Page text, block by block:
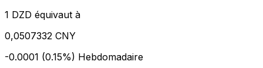
1 DZD équivaut à
0,0507332 CNY
-0.0001 (0.15%) Hebdomadaire